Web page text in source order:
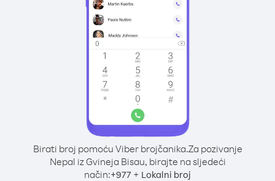
Birati broj pomoću Viber brojčanika.Za pozivanje
Nepal iz Gvineja Bisau, birajte na sljedeći
način:+977 + Lokalni broj